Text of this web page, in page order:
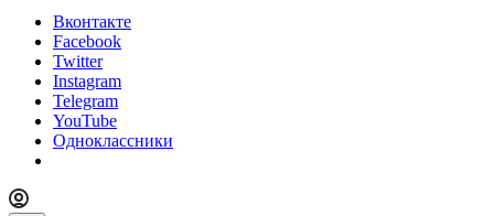
Вконтакте
Facebook
Twitter
Instagram
Telegram
YouTube
Одноклассники